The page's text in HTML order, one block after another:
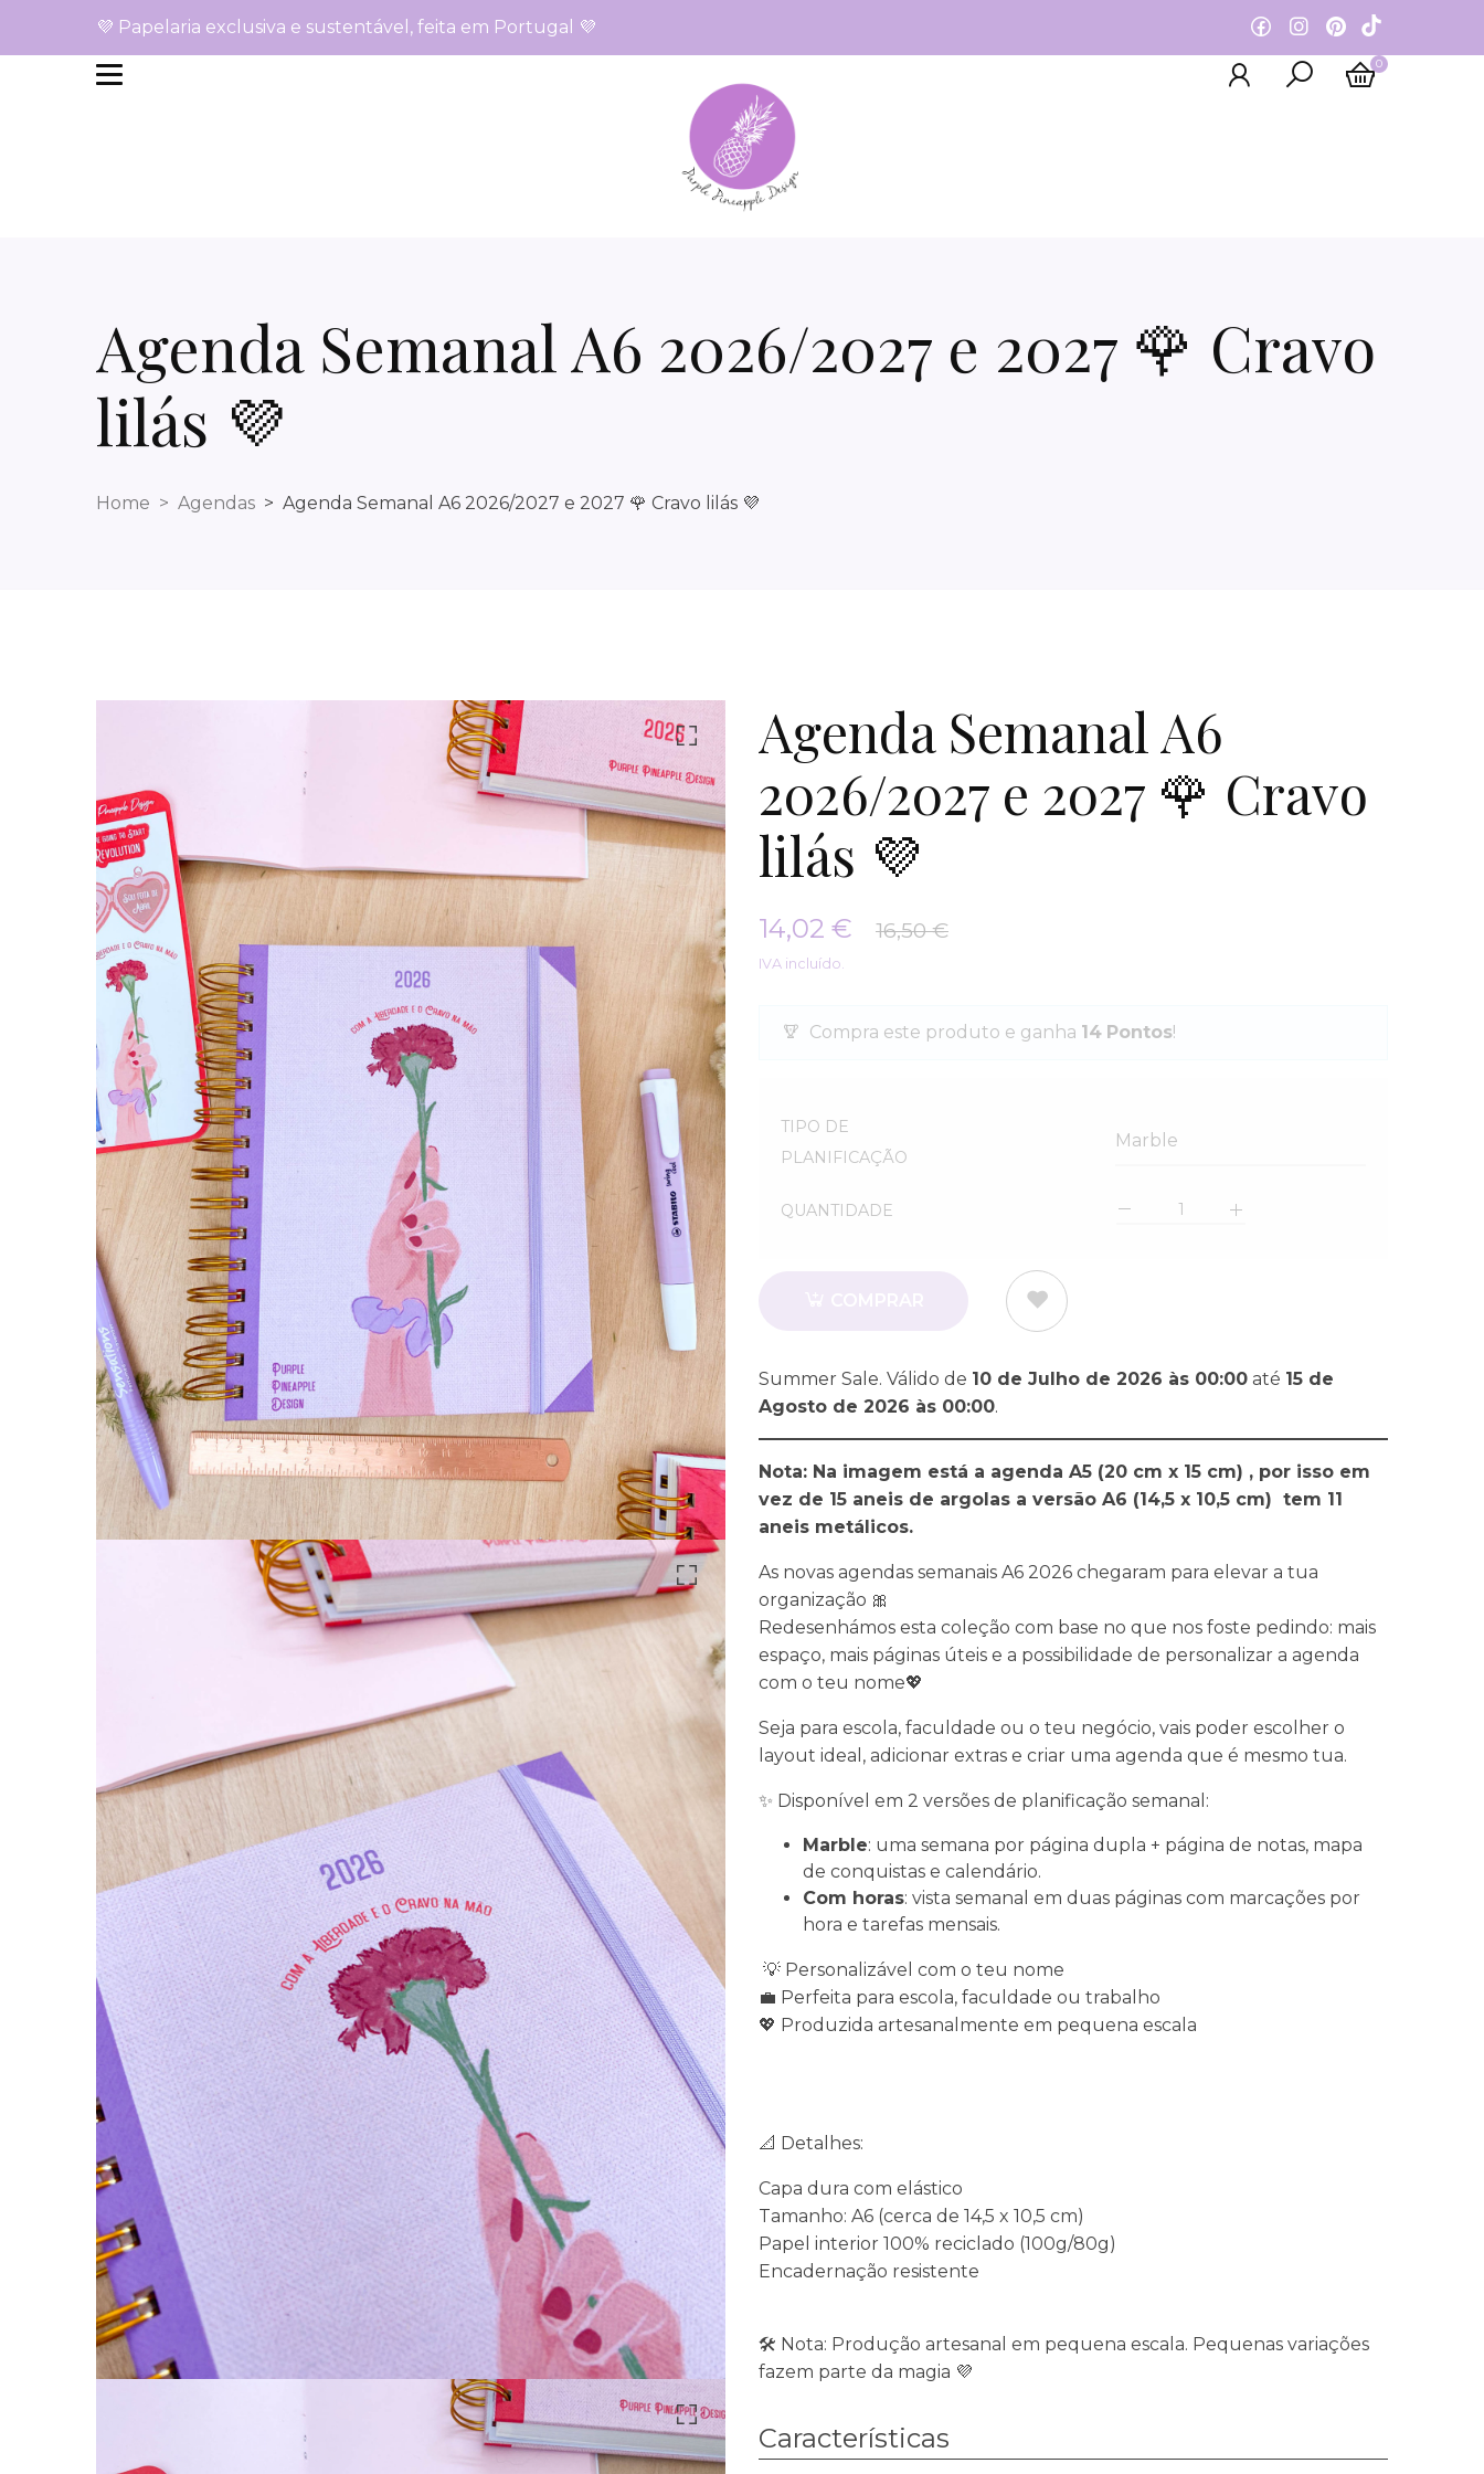
💜 Papelaria exclusiva e sustentável, feita em Portugal 💜
0
Agenda Semanal A6 2026/2027 e 2027 🌹 Cravo
lilás 💜
Home Agendas Agenda Semanal A6 2026/2027 e 2027 🌹 Cravo lilás 💜
Agenda Semanal A6
2026/2027 e 2027 🌹 Cravo
lilás 💜
14,02 € 16,50 €
IVA incluído.
Compra este produto e ganha 14 Pontos!
TIPO DE
PLANIFICAÇÃO
Marble
QUANTIDADE
Summer Sale. Válido de 10 de Julho de 2026 às 00:00 até 15 de
Agosto de 2026 às 00:00.
Nota: Na imagem está a agenda A5 (20 cm x 15 cm) , por isso em
vez de 15 aneis de argolas a versão A6 (14,5 x 10,5 cm) tem 11
aneis metálicos.
As novas agendas semanais A6 2026 chegaram para elevar a tua
organização 🎀
Redesenhámos esta coleção com base no que nos foste pedindo: mais
espaço, mais páginas úteis e a possibilidade de personalizar a agenda
com o teu nome💖
Seja para escola, faculdade ou o teu negócio, vais poder escolher o
layout ideal, adicionar extras e criar uma agenda que é mesmo tua.
✨ Disponível em 2 versões de planificação semanal:
Marble: uma semana por página dupla + página de notas, mapa
de conquistas e calendário.
Com horas: vista semanal em duas páginas com marcações por
hora e tarefas mensais.
💡 Personalizável com o teu nome
💼 Perfeita para escola, faculdade ou trabalho
💖 Produzida artesanalmente em pequena escala
📐 Detalhes:
Capa dura com elástico
Tamanho: A6 (cerca de 14,5 x 10,5 cm)
Papel interior 100% reciclado (100g/80g)
Encadernação resistente
🛠️ Nota: Produção artesanal em pequena escala. Pequenas variações
fazem parte da magia 💜
Características